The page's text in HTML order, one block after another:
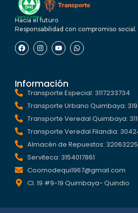
Hacia el futuro
Responsabilidad con compromiso social.
Información
Transporte Especial: 3117233734
Transporte Urbano Quimbaya:
Transporte Veredal Quimbaya:
Transporte Veredal Filandia:
Almacén de Repuestos:
Serviteca: 3154017861
Coomodequi1967@gmail.com
Cl. 19 #9-19 Quimbaya- Quindio